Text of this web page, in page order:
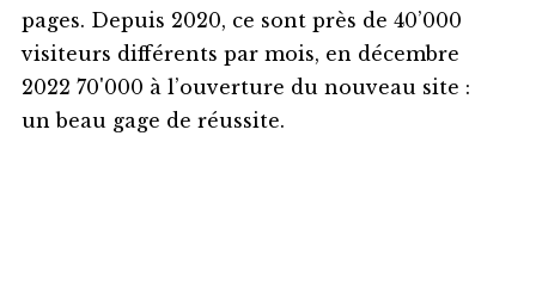
pages. Depuis 2020, ce sont près de 40’000
visiteurs différents par mois, en décembre
2022 70'000 à l’ouverture du nouveau site :
un beau gage de réussite.